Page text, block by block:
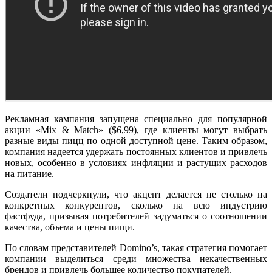
Рекламная кампания запущена специально для популярной
акции «Mix & Match» ($6,99), где клиенты могут выбрать
разные виды пицц по одной доступной цене. Таким образом,
компания надеется удержать постоянных клиентов и привлечь
новых, особенно в условиях инфляции и растущих расходов
на питание.
Создатели подчеркнули, что акцент делается не столько на
конкретных конкурентов, сколько на всю индустрию
фастфуда, призывая потребителей задуматься о соотношении
качества, объема и цены пищи.
По словам представителей Domino’s, такая стратегия помогает
компании выделиться среди множества некачественных
брендов и привлечь большее количество покупателей.